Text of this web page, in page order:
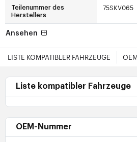
Teilenummer des
Herstellers
75SKV065
Ansehen
LISTE KOMPATIBLER FAHRZEUGE
Liste kompatibler Fahrzeuge
OEM-Nummer